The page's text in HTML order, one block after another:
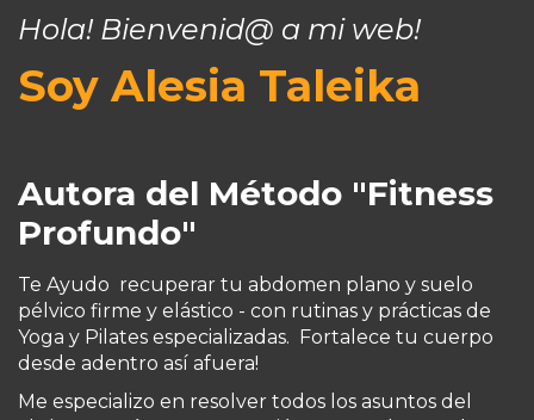
Hola! Bienvenid@ a mi web!
Soy Alesia Taleika
Autora del Método "Fitness
Profundo"
Te Ayudo recuperar tu abdomen plano y suelo
pélvico firme y elástico - con rutinas y prácticas de
Yoga y Pilates especializadas. Fortalece tu cuerpo
desde adentro así afuera!
Me especializo en resolver todos los asuntos del